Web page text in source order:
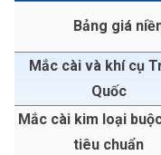
Bảng giá
Mắc cài và khí cụ
Quốc
Mắc cài kim loại
tiêu chuẩn